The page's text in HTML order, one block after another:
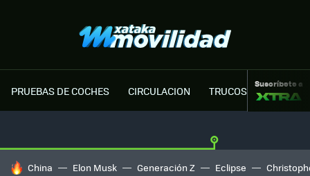
PRUEBAS DE COCHES CIRCULACION TRUCOS MOTOR
Suscríbete a
HOY SE HABLA DE
China Elon Musk Generación Z Eclipse